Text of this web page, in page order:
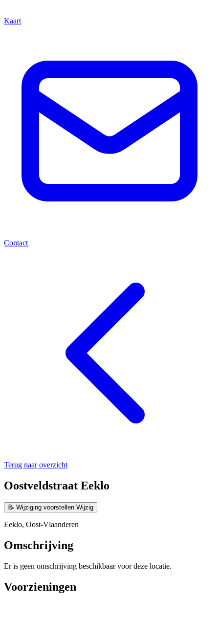
Kaart
Contact
Terug naar overzicht
Oostveldstraat Eeklo
📝 Wijziging voorstellen Wijzig
Eeklo, Oost-Vlaanderen
Omschrijving
Er is geen omschrijving beschikbaar voor deze locatie.
Voorzieningen